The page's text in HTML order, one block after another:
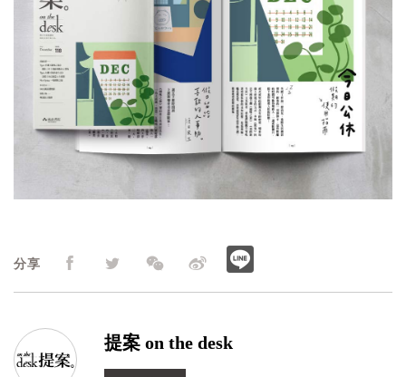
分享
提案 on the desk